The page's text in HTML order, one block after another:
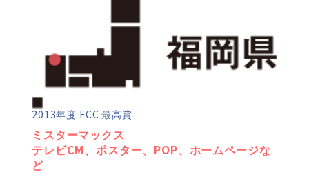
2013年度 FCC 最高賞
ミスターマックス
テレビCM、ポスター、POP、ホームページな
ど